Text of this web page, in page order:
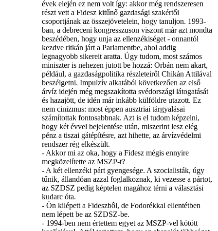
évek elején ez nem volt így: akkor még rendszeresen
részt vett a Fidesz kitűnő gazdasági szakértői
csoportjának az összejövetelein, hogy tanuljon. 1993-
ban, a debreceni kongresszuson viszont már azt mondta
beszédében, hogy unja az ellenzékiséget - onnantól
kezdve ritkán járt a Parlamentbe, ahol addig
legnagyobb sikereit aratta. Úgy tudom, most számos
miniszter is nehezen jutott be hozzá: Orbán nem akart,
például, a gazdaságpolitika részleteiről Chikán Attilával
beszélgetni. Impulzív alkatából következően az első
árvíz idején még megszakította svédországi látogatását
és hazajött, de idén már inkább külföldre utazott. Ez
nem cinizmus: most éppen ausztriai tárgyalásai
számítottak fontosabbnak. Azt is el tudom képzelni,
hogy két évvel bejelentése után, miszerint lesz elég
pénz a tiszai gátépítésre, azt hihette, az árvízvédelmi
rendszer rég elkészült.
- Akkor mi az oka, hogy a Fidesz mégis ennyire
megközelítette az MSZP-t?
- A két ellenzéki párt gyengesége. A szocialisták, úgy
tűnik, állandóan azzal foglalkoznak, ki vezesse a pártot,
az SZDSZ pedig képtelen magához térni a választási
kudarc óta.
- Ön kilépett a Fideszbôl, de Fodorékkal ellentétben
nem lépett be az SZDSZ-be.
- 1994-ben nem értettem egyet az MSZP-vel kötött